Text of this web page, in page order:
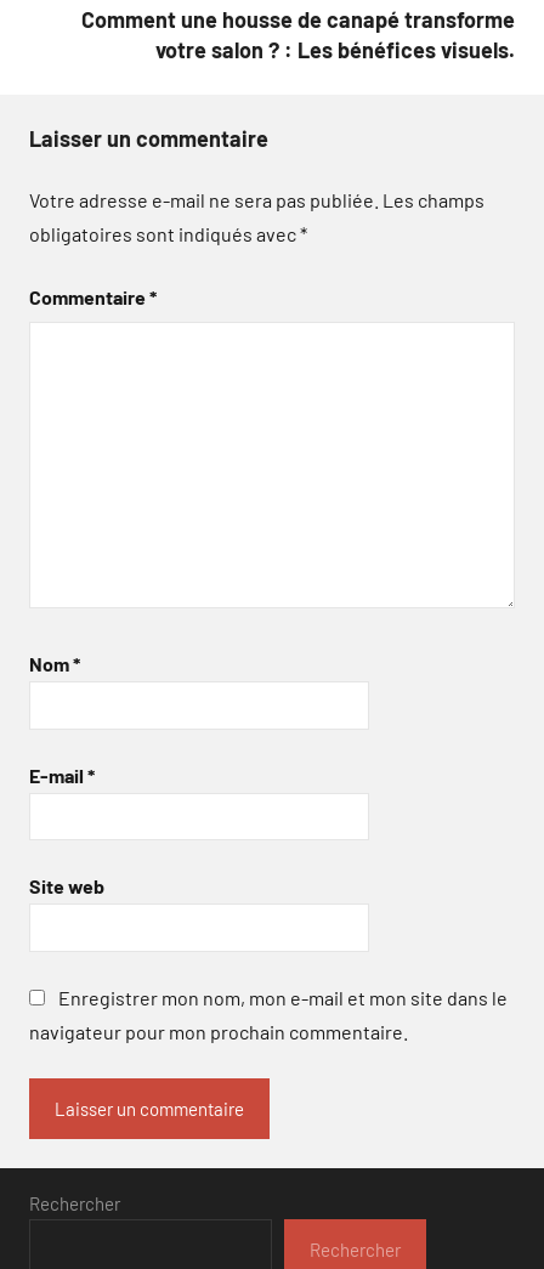
Comment une housse de canapé transforme
votre salon ? : Les bénéfices visuels.
Laisser un commentaire
Votre adresse e-mail ne sera pas publiée. Les champs
obligatoires sont indiqués avec*
Commentaire*
Nom*
E-mail *
Site web
Enregistrer mon nom, mon e-mail et mon site dans le
navigateur pour mon prochain commentaire.
Rechercher
Rechercher